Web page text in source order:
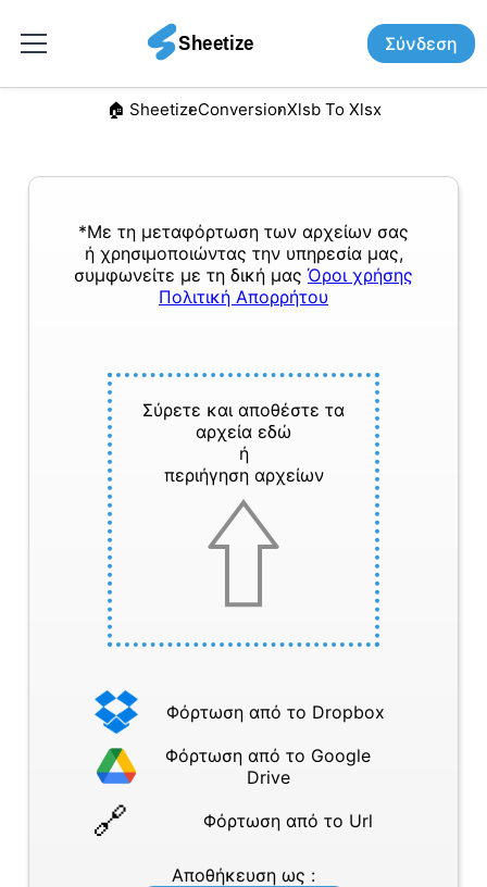
Σύνδεση
🏠︎ SheetizeConversionXlsb To Xlsx
*Με τη μεταφόρτωση των αρχείων σας
ή χρησιμοποιώντας την υπηρεσία μας,
συμφωνείτε με τη δική μας Όροι χρήσης
Πολιτική Απορρήτου
Σύρετε και αποθέστε τα
αρχεία εδώ
ή
περιήγηση αρχείων
Φόρτωση από το Dropbox
Φόρτωση από το Google
Drive
Φόρτωση από το Url
Αποθήκευση ως :